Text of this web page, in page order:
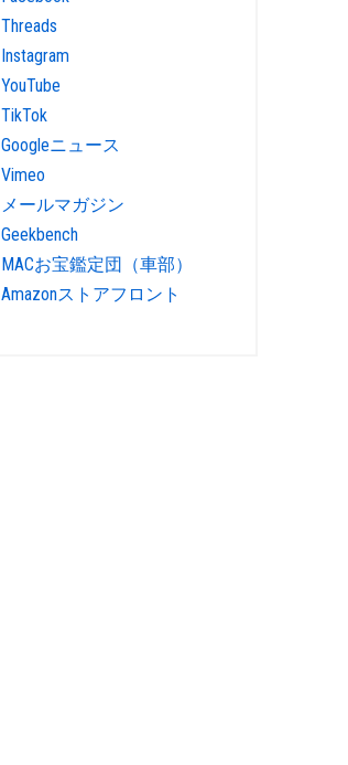
Threads
Instagram
YouTube
TikTok
Googleニュース
Vimeo
メールマガジン
Geekbench
MACお宝鑑定団（車部）
Amazonストアフロント